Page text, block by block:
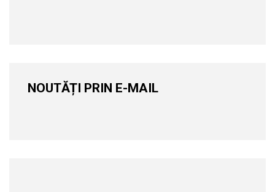
NOUTĂȚI PRIN E-MAIL